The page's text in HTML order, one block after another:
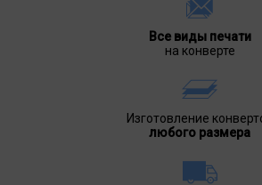
Все виды печати
на конверте
Изготовление
любого размера